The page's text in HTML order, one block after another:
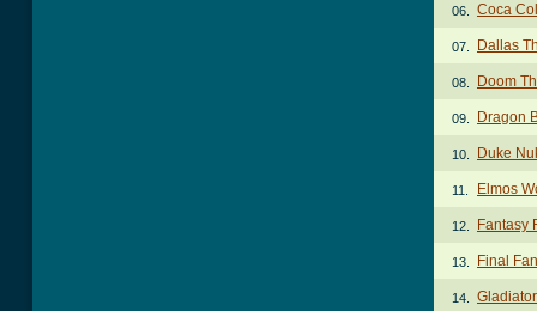
06. Coca
07. Dallas
08. Doom
09. Dragon
10. Duke
11. Elmos
12. Fantasy
13. Final
14.